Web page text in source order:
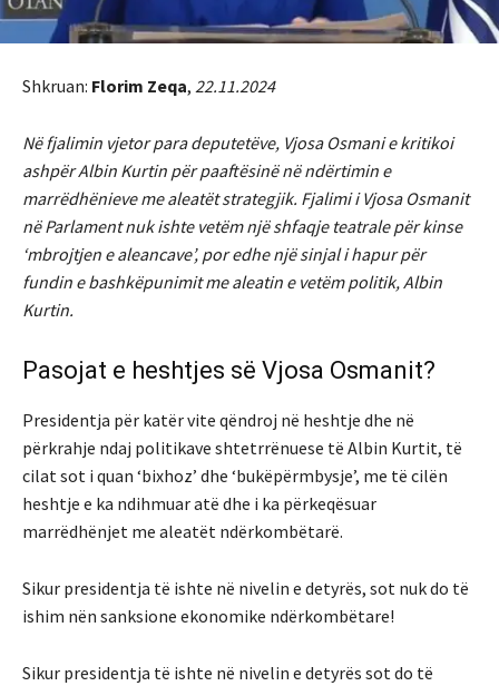
Shkruan: Florim Zeqa, 22.11.2024
Në fjalimin vjetor para deputetëve, Vjosa Osmani e kritikoi
ashpër Albin Kurtin për paaftësinë në ndërtimin e
marrëdhënieve me aleatët strategjik. Fjalimi i Vjosa Osmanit
në Parlament nuk ishte vetëm një shfaqje teatrale për kinse
‘mbrojtjen e aleancave’, por edhe një sinjal i hapur për
fundin e bashkëpunimit me aleatin e vetëm politik, Albin
Kurtin.
Pasojat e heshtjes së Vjosa Osmanit?
Presidentja për katër vite qëndroj në heshtje dhe në
përkrahje ndaj politikave shtetrrënuese të Albin Kurtit, të
cilat sot i quan ‘bixhoz’ dhe ‘bukëpërmbysje’, me të cilën
heshtje e ka ndihmuar atë dhe i ka përkeqësuar
marrëdhënjet me aleatët ndërkombëtarë.
Sikur presidentja të ishte në nivelin e detyrës, sot nuk do të
ishim nën sanksione ekonomike ndërkombëtare!
Sikur presidentja të ishte në nivelin e detyrës sot do të